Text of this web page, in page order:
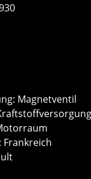
Magnetventil